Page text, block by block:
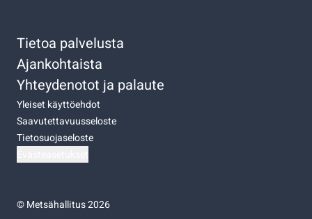
Tietoa palvelusta
Ajankohtaista
Yhteydenotot ja palaute
Yleiset käyttöehdot
Saavutettavuusseloste
Tietosuojaseloste
©Metsähallitus 2026